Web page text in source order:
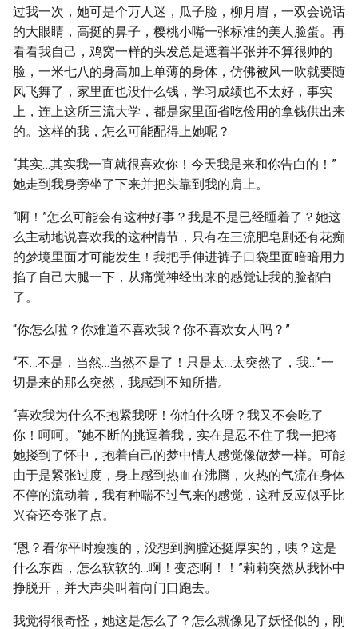
过我一次，她可是个万人迷，瓜子脸，柳月眉，一双会说话
的大眼睛，高挺的鼻子，樱桃小嘴一张标准的美人脸蛋。再
看看我自己，鸡窝一样的头发总是遮着半张并不算很帅的
脸，一米七八的身高加上单薄的身体，仿佛被风一吹就要随
风飞舞了，家里面也没什么钱，学习成绩也不太好，事实
上，连上这所三流大学，都是家里面省吃俭用的拿钱供出来
的。这样的我，怎么可能配得上她呢？
“其实…其实我一直就很喜欢你！今天我是来和你告白的！”
她走到我身旁坐了下来并把头靠到我的肩上。
“啊！”怎么可能会有这种好事？我是不是已经睡着了？她这
么主动地说喜欢我的这种情节，只有在三流肥皂剧还有花痴
的梦境里面才可能发生！我把手伸进裤子口袋里面暗暗用力
掐了自己大腿一下，从痛觉神经出来的感觉让我的脸都白
了。
“你怎么啦？你难道不喜欢我？你不喜欢女人吗？”
“不…不是，当然…当然不是了！只是太…太突然了，我…”一
切是来的那么突然，我感到不知所措。
“喜欢我为什么不抱紧我呀！你怕什么呀？我又不会吃了
你！呵呵。”她不断的挑逗着我，实在是忍不住了我一把将
她搂到了怀中，抱着自己的梦中情人感觉像做梦一样。可能
由于是紧张过度，身上感到热血在沸腾，火热的气流在身体
不停的流动着，我有种喘不过气来的感觉，这种反应似乎比
兴奋还夸张了点。
“恩？看你平时瘦瘦的，没想到胸膛还挺厚实的，咦？这是
什么东西，怎么软软的…啊！变态啊！！”莉莉突然从我怀中
挣脱开，并大声尖叫着向门口跑去。
我觉得很奇怪，她这是怎么了？怎么就像见了妖怪似的，刚